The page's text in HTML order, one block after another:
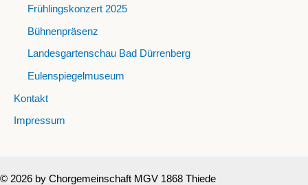
Frühlingskonzert 2025
Bühnenpräsenz
Landesgartenschau Bad Dürrenberg
Eulenspiegelmuseum
Kontakt
Impressum
© 2026 by Chorgemeinschaft MGV 1868 Thiede